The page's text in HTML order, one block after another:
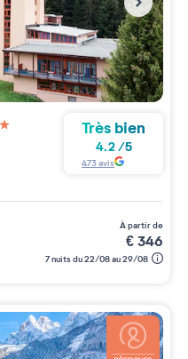
Très bien
4.2/5
473avis
à partir de
€346
7 nuits du 22/08 au 29/08